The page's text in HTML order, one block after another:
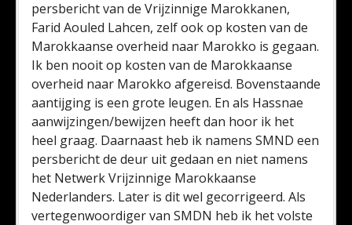
persbericht van de Vrijzinnige Marokkanen,
Farid Aouled Lahcen, zelf ook op kosten van de
Marokkaanse overheid naar Marokko is gegaan.
Ik ben nooit op kosten van de Marokkaanse
overheid naar Marokko afgereisd. Bovenstaande
aantijging is een grote leugen. En als Hassnae
aanwijzingen/bewijzen heeft dan hoor ik het
heel graag. Daarnaast heb ik namens SMND een
persbericht de deur uit gedaan en niet namens
het Netwerk Vrijzinnige Marokkaanse
Nederlanders. Later is dit wel gecorrigeerd. Als
vertegenwoordiger van SMDN heb ik het volste